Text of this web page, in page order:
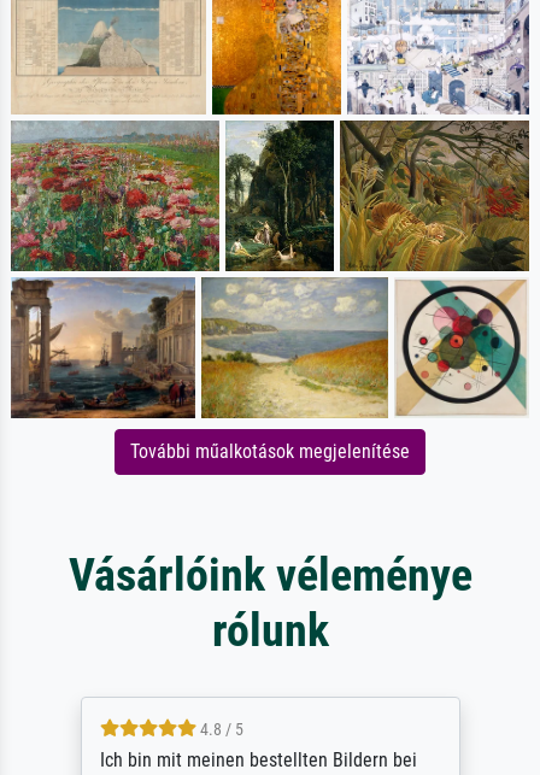
További műalkotások megjelenítése
Vásárlóink véleménye
rólunk
5 / 5
Rundum positive Erfahrung. Die Ausführung